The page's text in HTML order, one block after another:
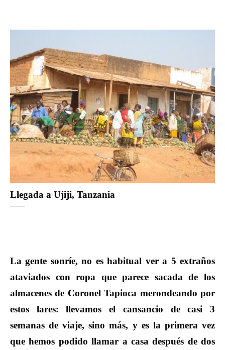
Llegada a Ujiji, Tanzania
La gente sonríe, no es habitual ver a 5 extraños
ataviados con ropa que parece sacada de los
almacenes de Coronel Tapioca merondeando por
estos lares: llevamos el cansancio de casi 3
semanas de viaje, sino más, y es la primera vez
que hemos podido llamar a casa después de dos